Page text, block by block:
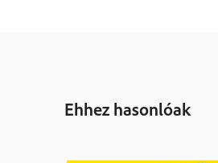
Ehhez hasonlóak